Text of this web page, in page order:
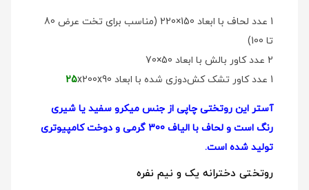
1 عدد لحاف با ابعاد 150×220 (مناسب برای تخت عرض 80
تا 100)
2 عدد کاور بالش با ابعاد 50×70
1 عدد کاور تشک کش‌دوزی شده با ابعاد
25x200x90
آستر این روتختی چاپی از جنس میکرو سفید یا شیری
رنگ است و لحاف با الیاف 300 گرمی و دوخت کامپیوتری
تولید شده است.
روتختی دخترانه یک و نیم نفره